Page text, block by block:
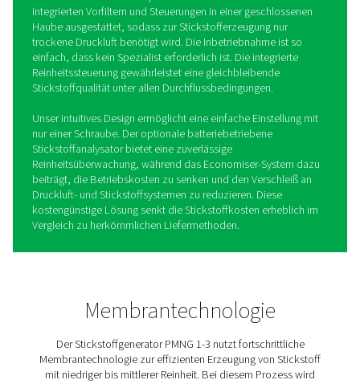
PMNG 1–3
mit Membrantechnologie
Die kompakten Stickstoffgeneratoren PMNG 1-3 von
Membrantrennungstechnologie, die ideal für
niedriger (90 %) bis mittlerer (99,5 %) Reinheit wie
Reifenbefüllung, Brandschutz, Tankabdeckung und
Trocknung geeignet ist. Bei Stickstoffdrücken von bis
(g) ist kein Booster erforderlich.